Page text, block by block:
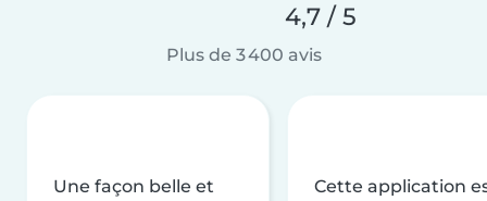
4,7 / 5
Plus de 3 400 avis
Une façon belle et
Cette application